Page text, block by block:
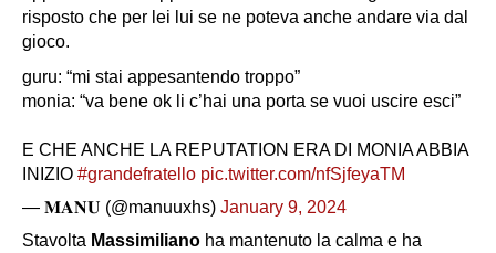
risposto che per lei lui se ne poteva anche andare via dal
gioco.
guru: “mi stai appesantendo troppo”
monia: “va bene ok li c’hai una porta se vuoi uscire esci”
E CHE ANCHE LA REPUTATION ERA DI MONIA ABBIA
INIZIO #grandefratello pic.twitter.com/nfSjfeyaTM
— 𝐌𝐀𝐍𝐔 (@manuuxhs) January 9, 2024
Stavolta Massimiliano ha mantenuto la calma e ha